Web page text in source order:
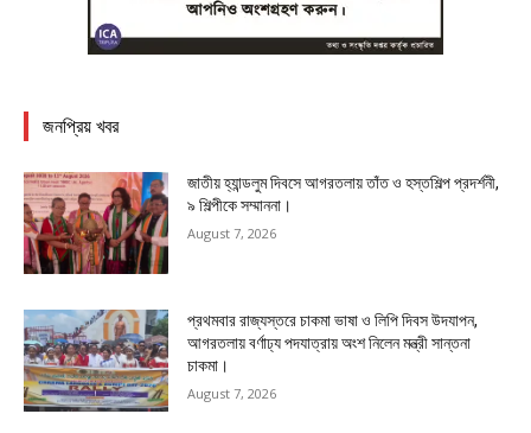
জনপ্রিয় খবর
জাতীয় হ্যান্ডলুম দিবসে আগরতলায় তাঁত ও হস্তশিল্প প্রদর্শনী,
৯ শিল্পীকে সম্মাননা।
August 7, 2026
প্রথমবার রাজ্যস্তরে চাকমা ভাষা ও লিপি দিবস উদযাপন,
আগরতলায় বর্ণাঢ্য পদযাত্রায় অংশ নিলেন মন্ত্রী সান্তনা
চাকমা।
August 7, 2026